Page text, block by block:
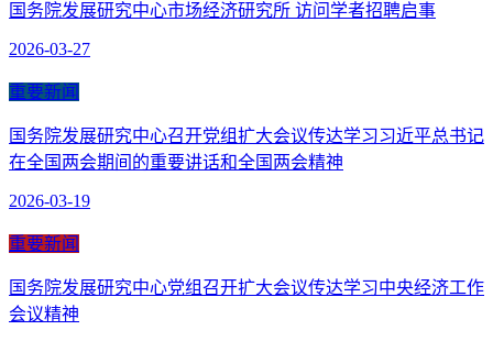
国务院发展研究中心市场经济研究所 访问学者招聘启事
2026-03-27
重要新闻
国务院发展研究中心召开党组扩大会议传达学习习近平总书记
在全国两会期间的重要讲话和全国两会精神
2026-03-19
重要新闻
国务院发展研究中心党组召开扩大会议传达学习中央经济工作
会议精神